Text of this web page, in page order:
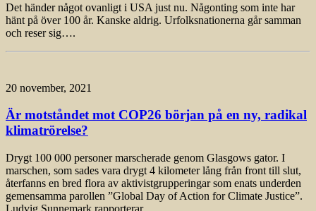
Det händer något ovanligt i USA just nu. Någonting som inte har
hänt på över 100 år. Kanske aldrig. Urfolksnationerna går samman
och reser sig….
20 november, 2021
Är motståndet mot COP26 början på en ny, radikal
klimatrörelse?
Drygt 100 000 personer marscherade genom Glasgows gator. I
marschen, som sades vara drygt 4 kilometer lång från front till slut,
återfanns en bred flora av aktivistgrupperingar som enats underden
gemensamma parollen ”Global Day of Action for Climate Justice”.